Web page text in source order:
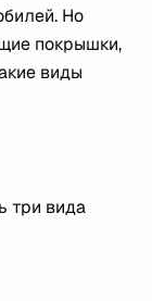
Но
покрышки,
виды
три вида